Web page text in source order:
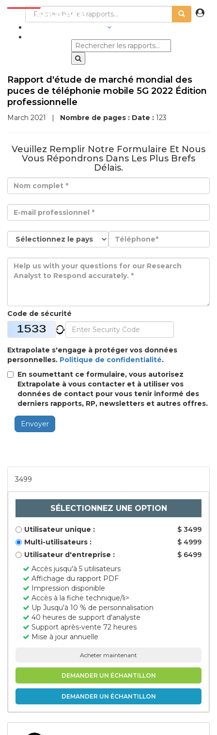
Rapport d'étude de marché mondial des
puces de téléphonie mobile 5G 2022 Édition
professionnelle
March 2021 | Nombre de pages : Date : 123
Veuillez Remplir Notre Formulaire Et Nous
Vous Répondrons Dans Les Plus Brefs
Délais.
Code de sécurité
Extrapolate s'engage à protéger vos données
personnelles. Politique de confidentialité.
En soumettant ce formulaire, vous autorisez
Extrapolate à vous contacter et à utiliser vos
données de contact pour vous tenir informé des
derniers rapports, RP, newsletters et autres offres.
Envoyer
3499
SÉLECTIONNEZ UNE OPTION
Utilisateur unique :
$ 3499
Multi-utilisateurs :
$ 4999
Utilisateur d'entreprise :
$ 6499
Accès jusqu'à 5 utilisateurs
Affichage du rapport PDF
Impression disponible
Accès à la fiche technique/li>
Up Jusqu'à 10 % de personnalisation
40 heures de support d'analyste
Support après-vente 72 heures
Mise à jour annuelle
Acheter maintenant
DEMANDER UN ÉCHANTILLON
DEMANDER UN ÉCHANTILLON